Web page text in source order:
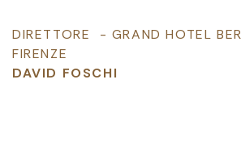
DIRETTORE - GRAND HOTEL
FIRENZE
DAVID FOSCHI